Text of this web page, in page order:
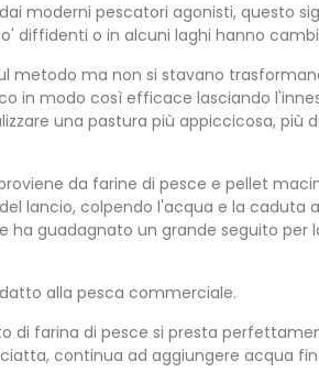
moderni pescatori agonisti, questo
diffidenti o in alcuni laghi hanno
ma non si stavano
in modo così efficace lasciando
una pastura più appiccicosa, più
da farine di pesce e pellet
lancio, colpendo l'acqua e la caduta
guadagnato un grande seguito
alla pesca commerciale.
di farina di pesce si presta
continua ad aggiungere acqua